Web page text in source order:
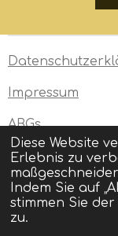
Diese Website
Erlebnis zu
Indem Sie auf
stimmen Sie
zu.
Impressum
ABGs
© 2024 - 2026
Mit Unterstützung